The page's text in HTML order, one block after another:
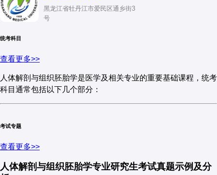
黑龙江省牡丹江市爱民区通乡街3
号
统考科目
查看更多>>
人体解剖与组织胚胎学是医学及相关专业的重要基础课程，统考
科目通常包括以下几个部分：
考试专题
查看更多>>
人体解剖与组织胚胎学专业研究生考试真题示例及分